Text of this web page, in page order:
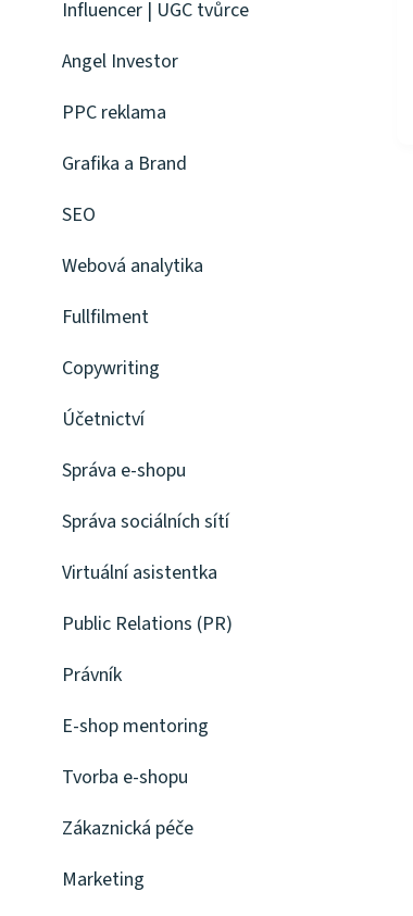
Influencer | UGC tvůrce
Angel Investor
PPC reklama
Grafika a Brand
SEO
Webová analytika
Fullfilment
Copywriting
Účetnictví
Správa e-shopu
Správa sociálních sítí
Virtuální asistentka
Public Relations (PR)
Právník
E-shop mentoring
Tvorba e-shopu
Zákaznická péče
Marketing